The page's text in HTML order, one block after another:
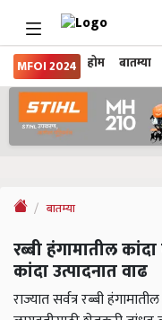
MFOI 2024 होम बातम्या
बातम्या
रब्बी हंगामातील
कांदा उत्पादनात वाढ
राज्यात सर्वत्र रब्बी